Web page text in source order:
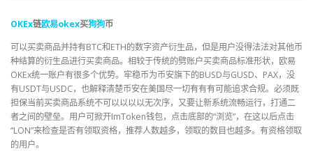
OKEx链欧易okex买狗狗币
可以买卖商品并持有BTC和ETH的数字资产衍生品，但是用户没得法法对其他币
种结算的衍生品进行买卖商品。相较于传统的劈账户买卖商品标准形状，欧易
OKEx统一账户有很多个优势。牢稳币为币安旗下的BUSD与GUSD、PAX，没
有USDT与USDC，也解释清楚币安在美国尽一切有有有可能追求合规。必须既
担保当前买卖商品系统不可以以以以无次序，又要让新系统流畅运行，打通二
者之间的壁垒。用户可掀开ImToken钱包，点击底部的“浏览”，在这以后点击
“LON”来检查是否有领取资格，推荐人数越多，领取的数目也越多。有资格领取
的用户。